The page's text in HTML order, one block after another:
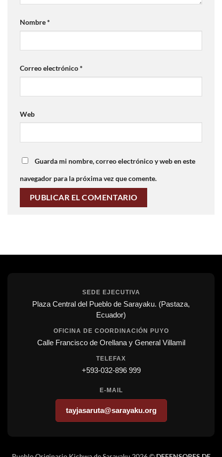
Nombre*
Correo electrónico*
Web
Guarda mi nombre, correo electrónico y web en este
navegador para la próxima vez que comente.
SEDE EJECUTIVA
Plaza Central del Pueblo de Sarayaku. (Pastaza,
Ecuador)
OFICINA DE COORDINACIÓN PUYO
Calle Francisco de Orellana y General Villamil
TELEFAX
+593-032-896 999
E-MAIL
tayjasaruta@sarayaku.org